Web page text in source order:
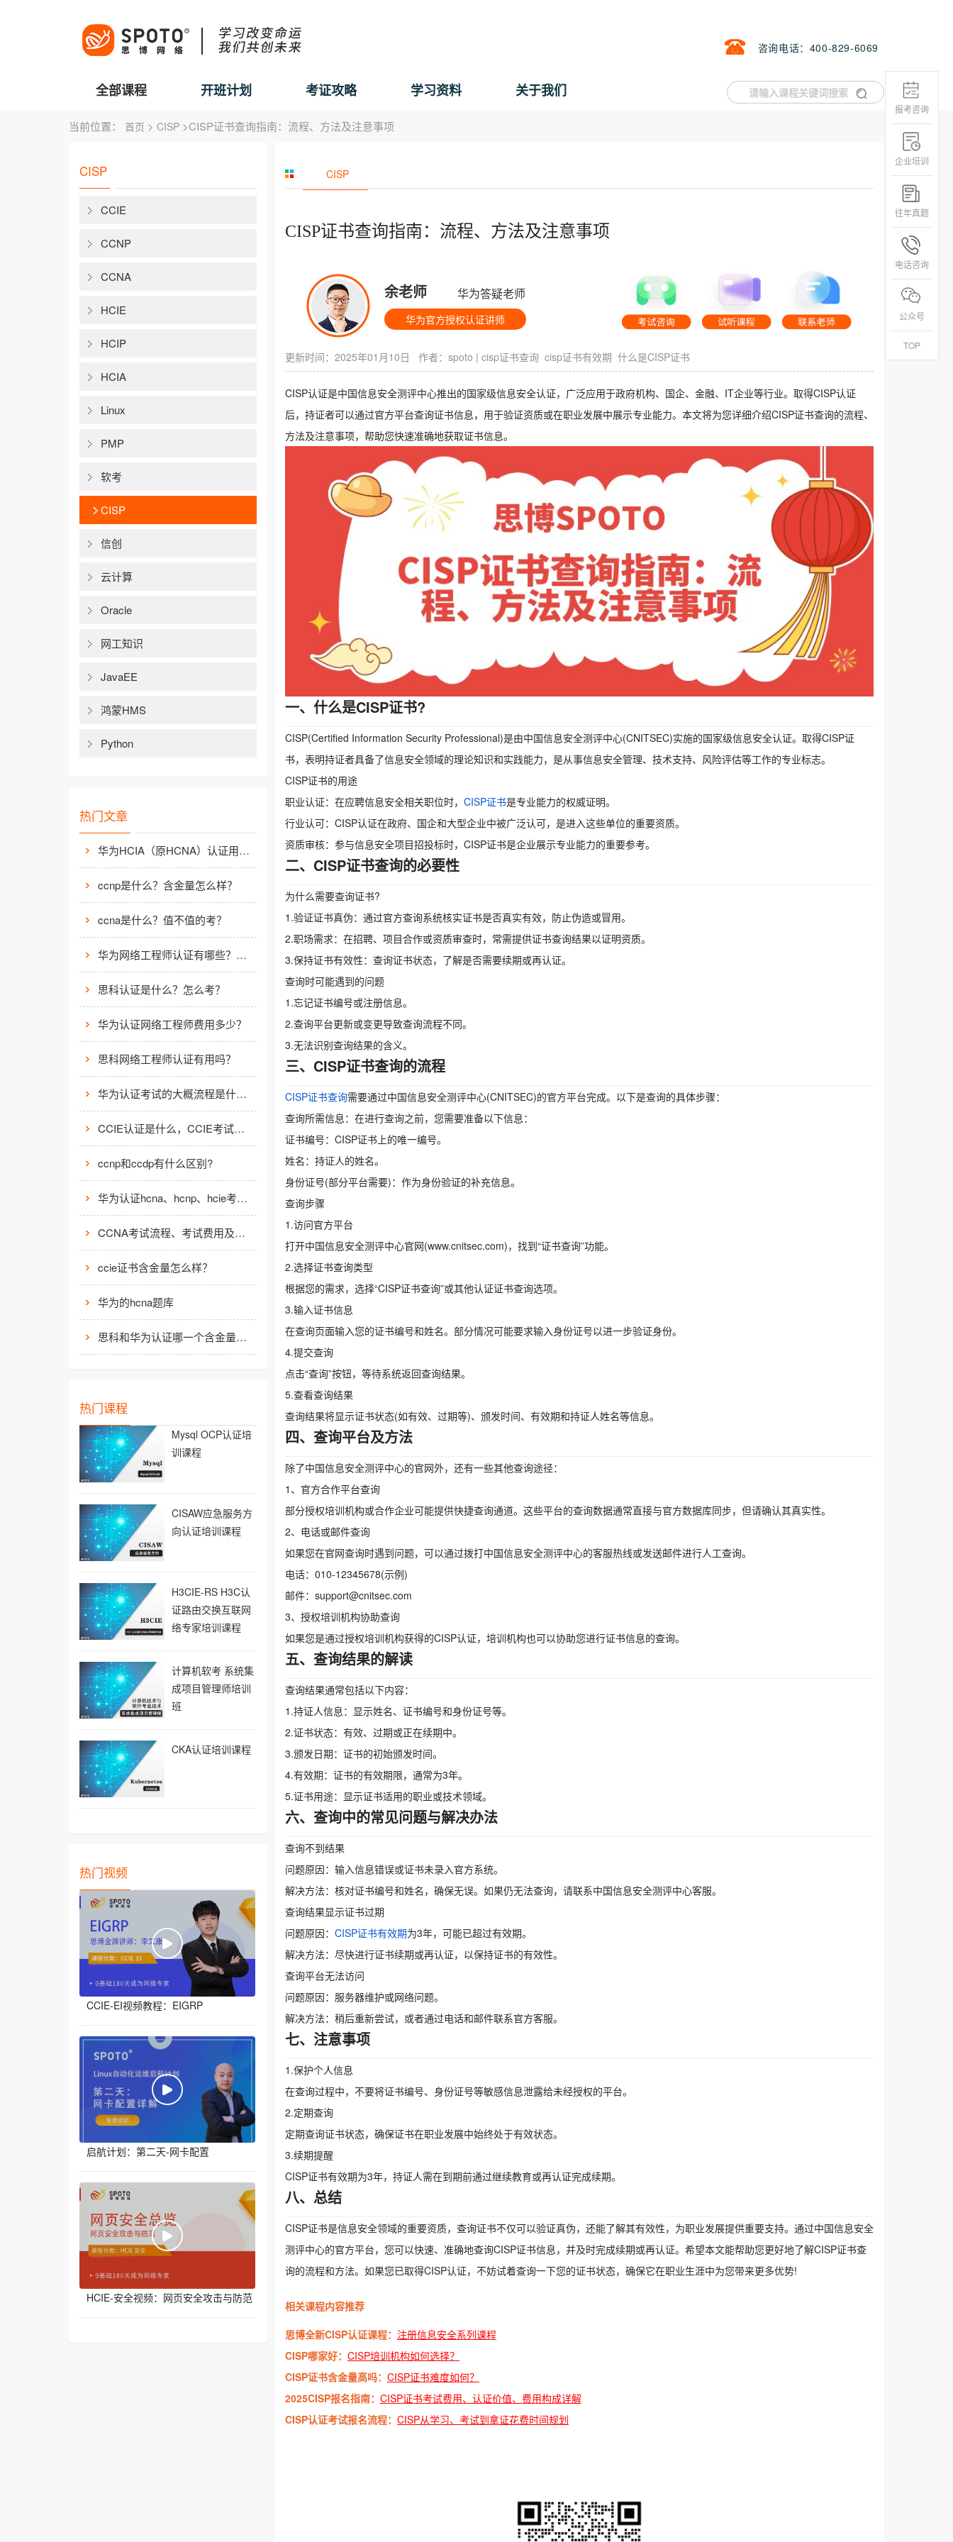
咨询电话：400-829-6069
全部课程 开班计划 考证攻略 学习资料 关于我们
当前位置： 首页 > CISP >CISP证书查询指南：流程、方法及注意事项
CISP
CCIE
CCNP
CCNA
HCIE
HCIP
HCIA
Linux
PMP
软考
CISP
信创
云计算
Oracle
网工知识
JavaEE
鸿蒙HMS
Python
热门文章
华为HCIA（原HCNA）认证用处大吗？
ccnp是什么？含金量怎么样？
ccna是什么？值不值的考？
华为网络工程师认证有哪些？值不值得考？
思科认证是什么？怎么考？
华为认证网络工程师费用多少？
思科网络工程师认证有用吗？
华为认证考试的大概流程是什么样的？
CCIE认证是什么，CCIE考试认证考试指南
ccnp和ccdp有什么区别?
华为认证hcna、hcnp、hcie考试费用
CCNA考试流程、考试费用及考场介绍
ccie证书含金量怎么样？
华为的hcna题库
思科和华为认证哪一个含金量高？有什么不同吗？
热门课程
Mysql OCP认证培
训课程
CISAW应急服务方
向认证培训课程
H3CIE-RS H3C认
证路由交换互联网
络专家培训课程
计算机软考 系统集
成项目管理师培训
班
CKA认证培训课程
热门视频
CCIE-EI视频教程：EIGRP
启航计划：第二天-网卡配置
HCIE-安全视频：网页安全攻击与防范
CISP
CISP证书查询指南：流程、方法及注意事项
余老师 华为答疑老师
华为官方授权认证讲师
更新时间：2025年01月10日 作者： spoto | cisp证书查询 cisp证书有效期 什么是CISP证书
CISP认证是中国信息安全测评中心推出的国家级信息安全认证，广泛应用于政府机构、国企、金融、IT企业等行业。取得CISP认证
后，持证者可以通过官方平台查询证书信息，用于验证资质或在职业发展中展示专业能力。本文将为您详细介绍CISP证书查询的流程、
方法及注意事项，帮助您快速准确地获取证书信息。
一、什么是CISP证书?
CISP(Certified Information Security Professional)是由中国信息安全测评中心(CNITSEC)实施的国家级信息安全认证。取得CISP证
书，表明持证者具备了信息安全领域的理论知识和实践能力，是从事信息安全管理、技术支持、风险评估等工作的专业标志。
CISP证书的用途
职业认证：在应聘信息安全相关职位时， CISP证书是专业能力的权威证明。
行业认可：CISP认证在政府、国企和大型企业中被广泛认可，是进入这些单位的重要资质。
资质审核：参与信息安全项目招投标时，CISP证书是企业展示专业能力的重要参考。
二、CISP证书查询的必要性
为什么需要查询证书?
1.验证证书真伪：通过官方查询系统核实证书是否真实有效，防止伪造或冒用。
2.职场需求：在招聘、项目合作或资质审查时，常需提供证书查询结果以证明资质。
3.保持证书有效性：查询证书状态，了解是否需要续期或再认证。
查询时可能遇到的问题
1.忘记证书编号或注册信息。
2.查询平台更新或变更导致查询流程不同。
3.无法识别查询结果的含义。
三、CISP证书查询的流程
CISP证书查询需要通过中国信息安全测评中心(CNITSEC)的官方平台完成。以下是查询的具体步骤：
查询所需信息：在进行查询之前，您需要准备以下信息：
证书编号：CISP证书上的唯一编号。
姓名：持证人的姓名。
身份证号(部分平台需要)：作为身份验证的补充信息。
查询步骤
1.访问官方平台
打开中国信息安全测评中心官网(www.cnitsec.com)，找到“证书查询”功能。
2.选择证书查询类型
根据您的需求，选择“CISP证书查询”或其他认证证书查询选项。
3.输入证书信息
在查询页面输入您的证书编号和姓名。部分情况可能要求输入身份证号以进一步验证身份。
4.提交查询
点击“查询”按钮，等待系统返回查询结果。
5.查看查询结果
查询结果将显示证书状态(如有效、过期等)、颁发时间、有效期和持证人姓名等信息。
四、查询平台及方法
除了中国信息安全测评中心的官网外，还有一些其他查询途径：
1、官方合作平台查询
部分授权培训机构或合作企业可能提供快捷查询通道。这些平台的查询数据通常直接与官方数据库同步，但请确认其真实性。
2、电话或邮件查询
如果您在官网查询时遇到问题，可以通过拨打中国信息安全测评中心的客服热线或发送邮件进行人工查询。
电话：010-12345678(示例)
邮件：support@cnitsec.com
3、授权培训机构协助查询
如果您是通过授权培训机构获得的CISP认证，培训机构也可以协助您进行证书信息的查询。
五、查询结果的解读
查询结果通常包括以下内容：
1.持证人信息：显示姓名、证书编号和身份证号等。
2.证书状态：有效、过期或正在续期中。
3.颁发日期：证书的初始颁发时间。
4.有效期：证书的有效期限，通常为3年。
5.证书用途：显示证书适用的职业或技术领域。
六、查询中的常见问题与解决办法
查询不到结果
问题原因：输入信息错误或证书未录入官方系统。
解决方法：核对证书编号和姓名，确保无误。如果仍无法查询，请联系中国信息安全测评中心客服。
查询结果显示证书过期
问题原因： CISP证书有效期为3年，可能已超过有效期。
解决方法：尽快进行证书续期或再认证，以保持证书的有效性。
查询平台无法访问
问题原因：服务器维护或网络问题。
解决方法：稍后重新尝试，或者通过电话和邮件联系官方客服。
七、注意事项
1.保护个人信息
在查询过程中，不要将证书编号、身份证号等敏感信息泄露给未经授权的平台。
2.定期查询
定期查询证书状态，确保证书在职业发展中始终处于有效状态。
3.续期提醒
CISP证书有效期为3年，持证人需在到期前通过继续教育或再认证完成续期。
八、总结
CISP证书是信息安全领域的重要资质，查询证书不仅可以验证真伪，还能了解其有效性，为职业发展提供重要支持。通过中国信息安全
测评中心的官方平台，您可以快速、准确地查询CISP证书信息，并及时完成续期或再认证。希望本文能帮助您更好地了解CISP证书查
询的流程和方法。如果您已取得CISP认证，不妨试着查询一下您的证书状态，确保它在职业生涯中为您带来更多优势!
相关课程内容推荐
思博全新CISP认证课程： 注册信息安全系列课程
CISP哪家好： CISP培训机构如何选择？
CISP证书含金量高吗： CISP证书难度如何？
2025CISP报名指南： CISP证书考试费用、认证价值、费用构成详解
CISP认证考试报名流程： CISP从学习、考试到拿证花费时间规划
报考咨询
企业培训
往年真题
电话咨询
公众号
TOP